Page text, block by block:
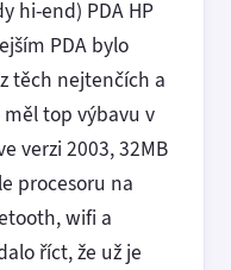
hi-end) PDA HP
PDA bylo
těch nejtenčích a
top výbavu v
verzi 2003, 32MB
procesoru na
wifi a
říct, že už je